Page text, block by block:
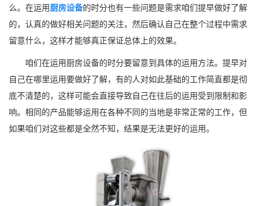
么。在运用 厨房设备的时分也有一些问题是需求咱们提早做好了解
的，认真的做好相关问题的关注，然后确认自己在整个过程中需求
留意什么，这样才能够真正保证总体上的效果。
咱们在运用厨房设备的时分要留意到具体的运用方法。提早对
自己在哪里运用要做好了解，有的人对如此基础的工作简直都是彻
底不清楚的，这样可能会直接导致自己在往后的运用受到限制和影
响。相同的产品能够运用在各种不同的当地是非常正常的工作，但
如果咱们对这些都是全然不知，结果是无法更好的运用。